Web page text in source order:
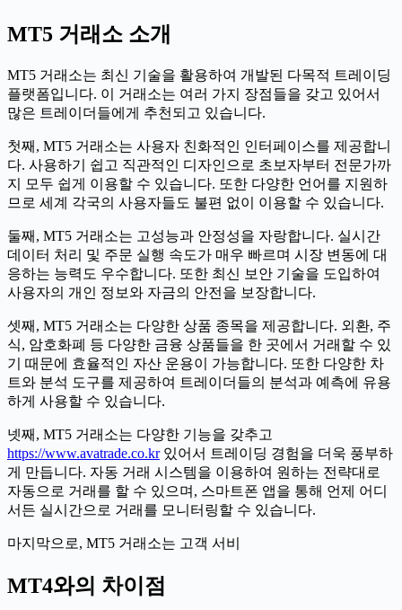
MT5 거래소 소개
MT5 거래소는 최신 기술을 활용하여 개발된 다목적 트레이딩
플랫폼입니다. 이 거래소는 여러 가지 장점들을 갖고 있어서
많은 트레이더들에게 추천되고 있습니다.
첫째, MT5 거래소는 사용자 친화적인 인터페이스를 제공합니
다. 사용하기 쉽고 직관적인 디자인으로 초보자부터 전문가까
지 모두 쉽게 이용할 수 있습니다. 또한 다양한 언어를 지원하
므로 세계 각국의 사용자들도 불편 없이 이용할 수 있습니다.
둘째, MT5 거래소는 고성능과 안정성을 자랑합니다. 실시간
데이터 처리 및 주문 실행 속도가 매우 빠르며 시장 변동에 대
응하는 능력도 우수합니다. 또한 최신 보안 기술을 도입하여
사용자의 개인 정보와 자금의 안전을 보장합니다.
셋째, MT5 거래소는 다양한 상품 종목을 제공합니다. 외환, 주
식, 암호화폐 등 다양한 금융 상품들을 한 곳에서 거래할 수 있
기 때문에 효율적인 자산 운용이 가능합니다. 또한 다양한 차
트와 분석 도구를 제공하여 트레이더들의 분석과 예측에 유용
하게 사용할 수 있습니다.
넷째, MT5 거래소는 다양한 기능을 갖추고
https://www.avatrade.co.kr있어서 트레이딩 경험을 더욱 풍부하
게 만듭니다. 자동 거래 시스템을 이용하여 원하는 전략대로
자동으로 거래를 할 수 있으며, 스마트폰 앱을 통해 언제 어디
서든 실시간으로 거래를 모니터링할 수 있습니다.
마지막으로, MT5 거래소는 고객 서비
MT4와의 차이점